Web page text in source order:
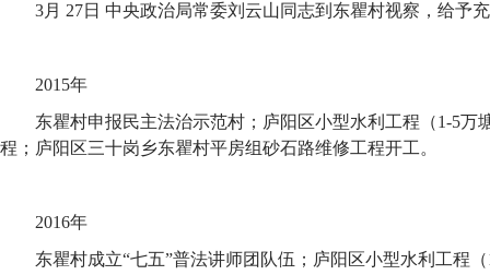
3月 27日 中央政治局常委刘云山同志到东瞿村视察，给予
2015年
东瞿村申报民主法治示范村；庐阳区小型水利工程（1-5万
程；庐阳区三十岗乡东瞿村平房组砂石路维修工程开工。
2016年
东瞿村成立“七五”普法讲师团队伍；庐阳区小型水利工程